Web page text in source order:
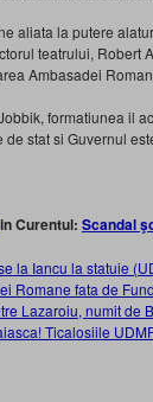
aliata la putere
teatrului, Robert
Ambasadei
formatiunea il
de stat si Guvernul
in Curentul: Scandal
la Iancu la statuie
Romane fata de
Lazaroiu, numit de
Ticalosiile